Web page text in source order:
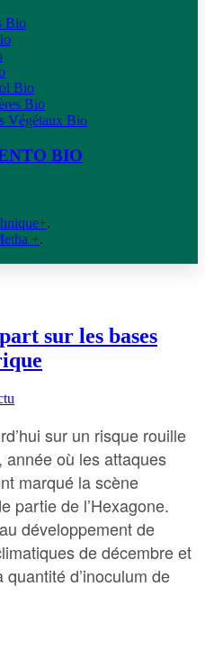
Bio
Bio
Bio
Végétaux Bio
BIO
.
+.
sur les bases
sur un risque rouille
où les attaques
marqué la scène
partie de l’Hexagone.
développement de
de décembre et
d’inoculum de